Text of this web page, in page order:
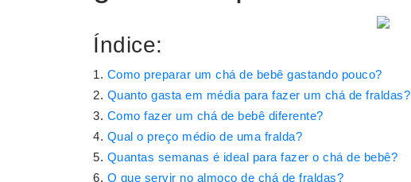
Índice:
Como preparar um chá de bebê gastando pouco?
Quanto gasta em média para fazer um chá de fraldas?
Como fazer um chá de bebê diferente?
Qual o preço médio de uma fralda?
Quantas semanas é ideal para fazer o chá de bebê?
O que servir no almoço de chá de fraldas?